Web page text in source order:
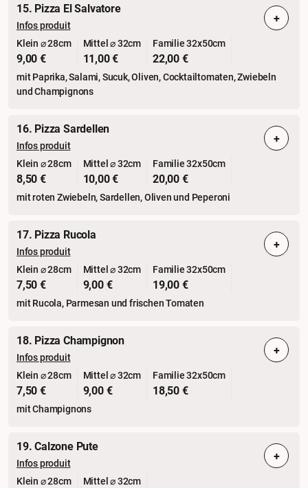
15. Pizza El Salvatore
Infos produit
Klein ⌀ 28cm
9,00 €
Mittel ⌀ 32cm
11,00 €
Familie 32x50cm
22,00 €
mit Paprika, Salami, Sucuk, Oliven, Cocktailtomaten, Zwiebeln
und Champignons
+
16. Pizza Sardellen
Infos produit
Klein ⌀ 28cm
8,50 €
Mittel ⌀ 32cm
10,00 €
Familie 32x50cm
20,00 €
mit roten Zwiebeln, Sardellen, Oliven und Peperoni
+
17. Pizza Rucola
Infos produit
Klein ⌀ 28cm
7,50 €
Mittel ⌀ 32cm
9,00 €
Familie 32x50cm
19,00 €
mit Rucola, Parmesan und frischen Tomaten
+
18. Pizza Champignon
Infos produit
Klein ⌀ 28cm
7,50 €
Mittel ⌀ 32cm
9,00 €
Familie 32x50cm
18,50 €
mit Champignons
+
19. Calzone Pute
Infos produit
Klein ⌀ 28cm
Mittel ⌀ 32cm
+